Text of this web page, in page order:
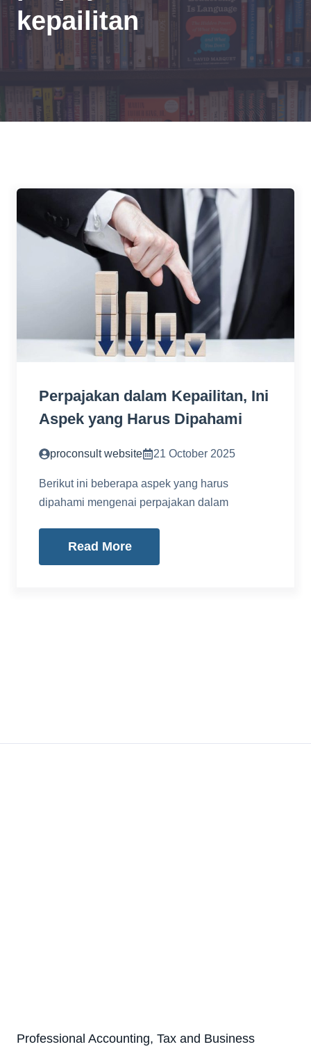
kepailitan
Perpajakan dalam Kepailitan, Ini
Aspek yang Harus Dipahami
proconsult website 21 October 2025
Berikut ini beberapa aspek yang harus
dipahami mengenai perpajakan dalam
Read More
Professional Accounting, Tax and Business